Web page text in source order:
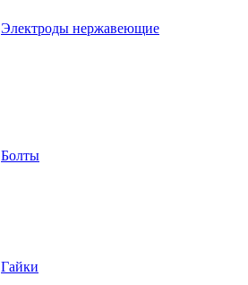
Электроды нержавеющие
Болты
Гайки